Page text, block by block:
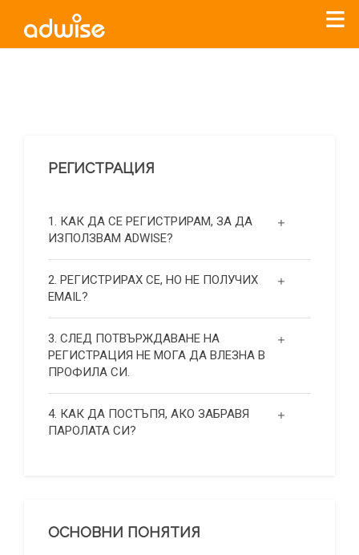
РЕГИСТРАЦИЯ
1. КАК ДА СЕ РЕГИСТРИРАМ, ЗА ДА
ИЗПОЛЗВАМ ADWISE?
2. РЕГИСТРИРАХ СЕ, НО НЕ ПОЛУЧИХ
EMAIL?
3. СЛЕД ПОТВЪРЖДАВАНЕ НА
РЕГИСТРАЦИЯ НЕ МОГА ДА ВЛЕЗНА В
ПРОФИЛА СИ.
4. КАК ДА ПОСТЪПЯ, АКО ЗАБРАВЯ
ПАРОЛАТА СИ?
ОСНОВНИ ПОНЯТИЯ